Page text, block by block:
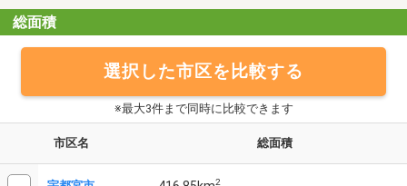
総面積
選択した市区を比較する
※最大3件まで同時に比較できます
市区名 総面積
2